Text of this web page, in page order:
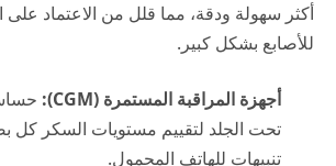
أكثر سهولة ودقة، مما قلل من الاعتماد على
للأصابع بشكل كبير.
أجهزة المراقبة المستمرة (CGM):
تحت الجلد لتقييم مستويات السكر كل
تنبيهات للهاتف المحمول.